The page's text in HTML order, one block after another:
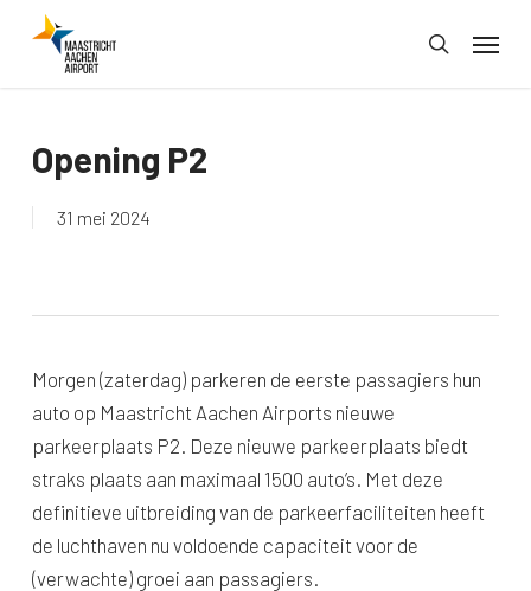
search
Menu
Opening P2
31 mei 2024
Morgen (zaterdag) parkeren de eerste passagiers hun
auto op Maastricht Aachen Airports nieuwe
parkeerplaats P2. Deze nieuwe parkeerplaats biedt
straks plaats aan maximaal 1500 auto’s. Met deze
definitieve uitbreiding van de parkeerfaciliteiten heeft
de luchthaven nu voldoende capaciteit voor de
(verwachte) groei aan passagiers.